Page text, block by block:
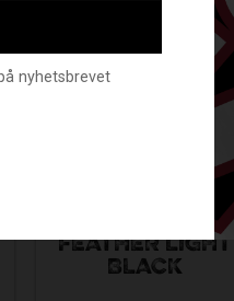
UNIHOC ICONIC
FEATHER LIGHT
BLACK
nyhetsbrevet